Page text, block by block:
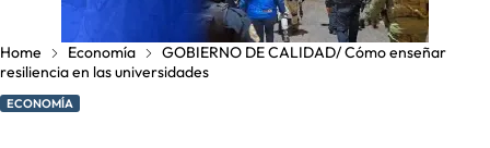
Home Economía
GOBIERNO DE CALIDAD/ Cómo enseñar
resiliencia en las universidades
ECONOMÍA